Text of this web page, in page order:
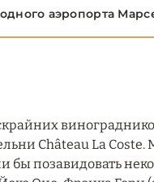
аэропорта
Château La
бы позавидовать